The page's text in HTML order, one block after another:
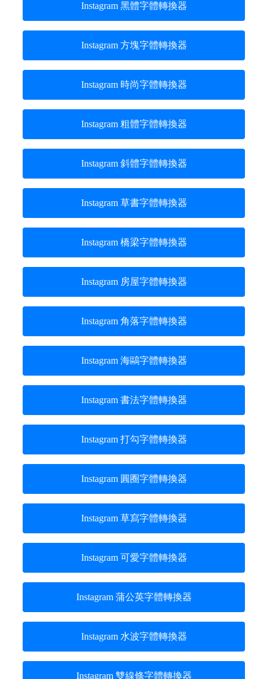
Instagram 黑體字體轉換器
Instagram 方塊字體轉換器
Instagram 時尚字體轉換器
Instagram 粗體字體轉換器
Instagram 斜體字體轉換器
Instagram 草書字體轉換器
Instagram 橋梁字體轉換器
Instagram 房屋字體轉換器
Instagram 角落字體轉換器
Instagram 海鷗字體轉換器
Instagram 書法字體轉換器
Instagram 打勾字體轉換器
Instagram 圓圈字體轉換器
Instagram 草寫字體轉換器
Instagram 可愛字體轉換器
Instagram 蒲公英字體轉換器
Instagram 水波字體轉換器
Instagram 雙線條字體轉換器